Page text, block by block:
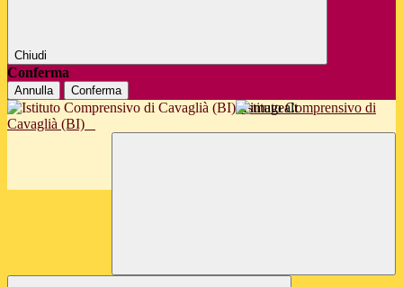
Chiudi
Conferma
Annulla Conferma
Istituto Comprensivo di
Cavaglià (BI)